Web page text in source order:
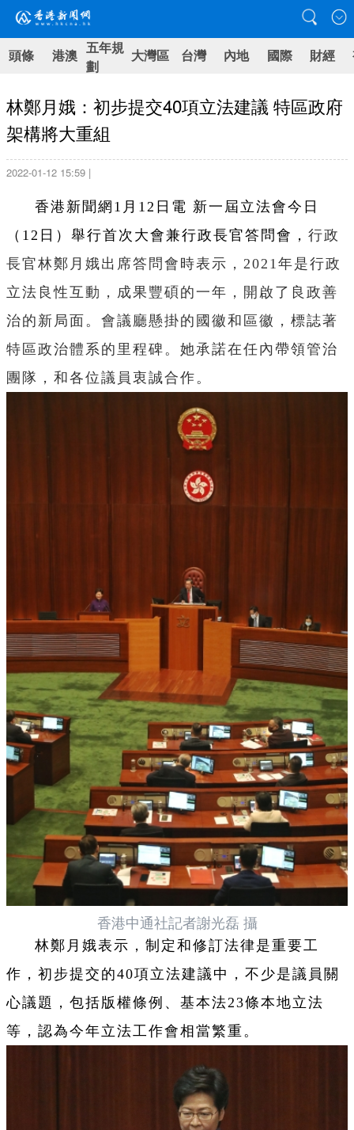
頭條 港澳 五年規
劃
大灣區 台灣 內地 國際 財經
林鄭月娥：初步提交40項立法建議 特區政府
架構將大重組
2022-01-12 15:59 |
香港新聞網1月12日電 新一屆立法會今日
（12日）舉行首次大會兼行政長官答問會， 行政
長官林鄭月娥出席答問會時表示， 2021年是行政
立法良性互動，成果豐碩的一年，開啟了良政善
治的新局面。會議廳懸掛的國徽和區徽，標誌著
特區政治體系的里程碑。她承諾在任內帶領管治
團隊，和各位議員衷誠合作。
香港中通社記者謝光磊 攝
林鄭月娥表示，制定和修訂法律是重要工
作，初步提交的40項立法建議中，不少是議員關
心議題，包括版權條例、基本法23條本地立法
等，認為今年立法工作會相當繁重。